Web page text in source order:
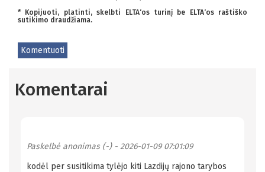
* Kopijuoti, platinti, skelbti ELTA‘os turinį be ELTA‘os raštiško
sutikimo draudžiama.
Komentuoti
Komentarai
Paskelbė anonimas (-)- 2026-01-09 07:01:09
kodėl per susitikima tylėjo kiti Lazdijų rajono tarybos